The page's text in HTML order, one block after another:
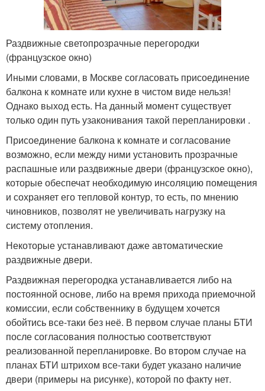
Раздвижные светопрозрачные перегородки
(французское окно)
Иными словами, в Москве согласовать присоединение
балкона к комнате или кухне в чистом виде нельзя!
Однако выход есть. На данный момент существует
только один путь узаконивания такой перепланировки .
Присоединение балкона к комнате и согласование
возможно, если между ними установить прозрачные
распашные или раздвижные двери (французское окно),
которые обеспечат необходимую инсоляцию помещения
и сохраняет его тепловой контур, то есть, по мнению
чиновников, позволят не увеличивать нагрузку на
систему отопления.
Некоторые устанавливают даже автоматические
раздвижные двери.
Раздвижная перегородка устанавливается либо на
постоянной основе, либо на время прихода приемочной
комиссии, если собственнику в будущем хочется
обойтись все-таки без неё. В первом случае планы БТИ
после согласования полностью соответствуют
реализованной перепланировке. Во втором случае на
планах БТИ штрихом все-таки будет указано наличие
двери (примеры на рисунке), которой по факту нет.